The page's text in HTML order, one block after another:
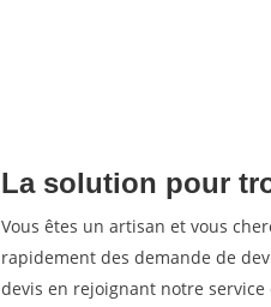
La solution pour
Vous êtes un artisan et vous
rapidement des demande de
devis en rejoignant notre